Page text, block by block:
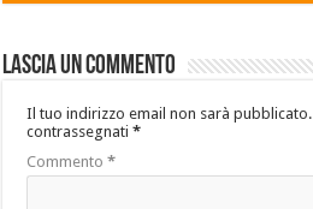
Lascia un commento
Il tuo indirizzo email non sarà pubblicato.
contrassegnati*
Commento*